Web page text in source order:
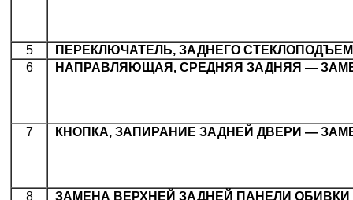
5
ПЕРЕКЛЮЧАТЕЛЬ, ЗАДНЕГО
6
НАПРАВЛЯЮЩАЯ, СРЕДНЯЯ ЗАДНЯЯ —
7 КНОПКА, ЗАПИРАНИЕ ЗАДНЕЙ ДВЕРИ —
8 ЗАМЕНА ВЕРХНЕЙ ЗАДНЕЙ ПАНЕЛИ